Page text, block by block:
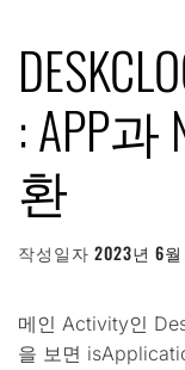
: APP과
환
작성일자 2023년 6월
메인 Activity인
을 보면